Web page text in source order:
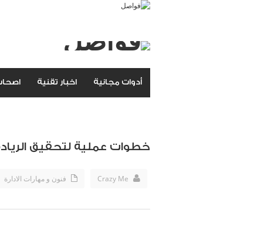
أدوات مجانية اخبار تقنية
خطوات عملية لتحقيق الريادة
Crazy Me فنون و مهارات الادارة